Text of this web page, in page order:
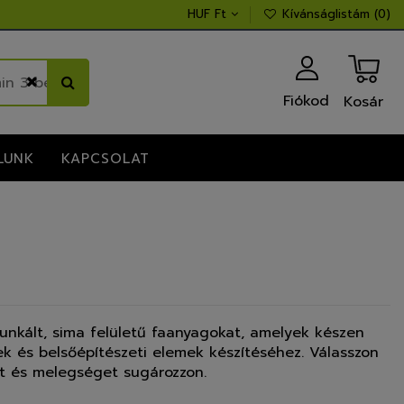
HUF Ft Kívánságlistám (0)
Fiókod Kosár
KAPCSOLAT
sima felületű faanyagokat, amelyek készen
belsőépítészeti elemek készítéséhez. Válasszon
melegséget sugározzon.